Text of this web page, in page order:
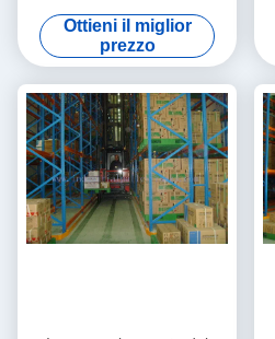
1100mm - 2200mm su
misura
Ottieni il miglior
prezzo